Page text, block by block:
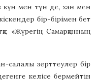
күн мен түн де, хан мен
бір-бірімен бет
«Жүрегің Самарқанның
салалы зерттеулер бір
келісе бермейтін